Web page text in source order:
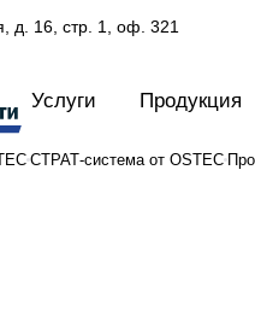
д. 16, стр. 1, оф. 321
Услуги Продукция
СТРАТ-система от OSTEC